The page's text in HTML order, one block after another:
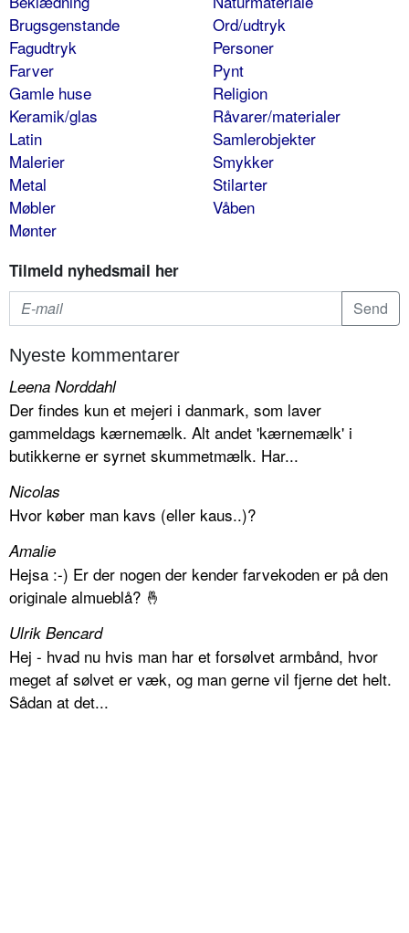
Brugsgenstande
Fagudtryk
Farver
Gamle huse
Keramik/glas
Latin
Malerier
Metal
Møbler
Mønter
Ord/udtryk
Personer
Pynt
Religion
Råvarer/materialer
Samlerobjekter
Smykker
Stilarter
Våben
Tilmeld nyhedsmail her
Nyeste kommentarer
Leena Norddahl
Der findes kun et mejeri i danmark, som laver
gammeldags kærnemælk. Alt andet 'kærnemælk' i
butikkerne er syrnet skummetmælk. Har...
Nicolas
Hvor køber man kavs (eller kaus..)?
Amalie
Hejsa :-) Er der nogen der kender farvekoden er på den
originale almueblå? 🤞
Ulrik Bencard
Hej - hvad nu hvis man har et forsølvet armbånd, hvor
meget af sølvet er væk, og man gerne vil fjerne det helt.
Sådan at det...